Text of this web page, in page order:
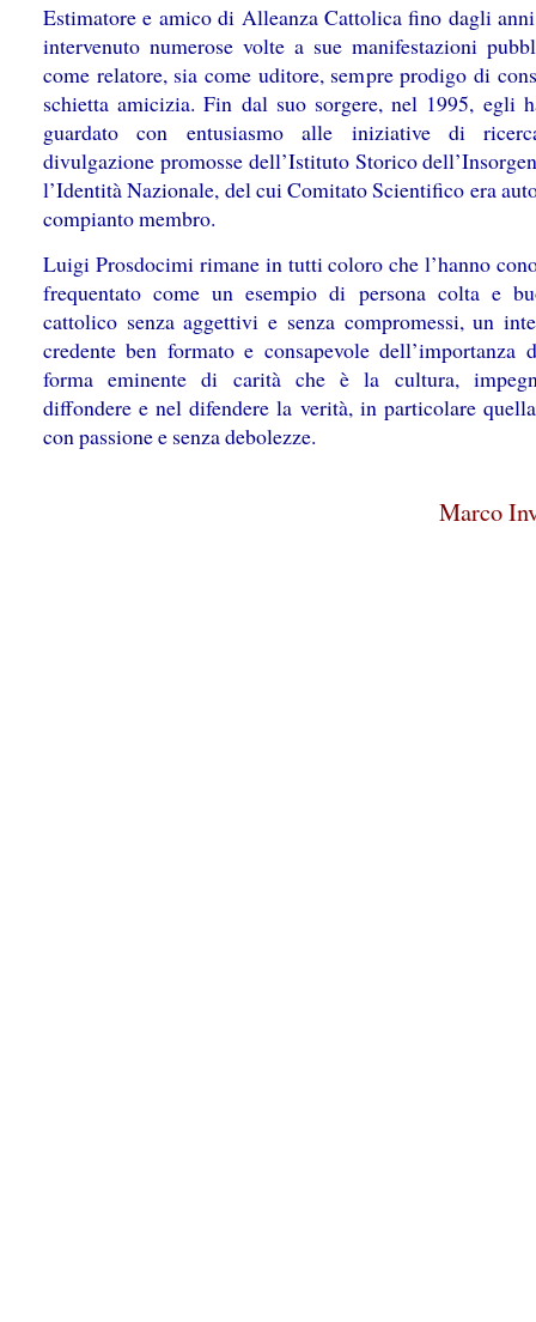
Estimatore e amico di Alleanza Cattolica fino dagli
intervenuto numerose volte a sue manifestazioni
come relatore, sia come uditore, sempre prodigo di
schietta amicizia. Fin dal suo sorgere, nel 1995, egli
guardato con entusiasmo alle iniziative di
divulgazione promosse dell’Istituto Storico
l’Identità Nazionale, del cui Comitato Scientifico era
compianto membro.
Luigi Prosdocimi rimane in tutti coloro che l’hanno
frequentato come un esempio di persona colta e
cattolico senza aggettivi e senza compromessi, un
credente ben formato e consapevole dell’importanza
forma eminente di carità che è la cultura,
diffondere e nel difendere la verità, in particolare
con passione e senza debolezze.
Marco